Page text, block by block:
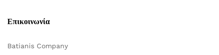
Επικοινωνία
Batianis Company